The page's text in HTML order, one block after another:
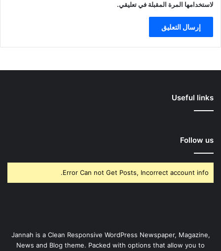
لاستخدامها المرة المقبلة في تعليقي.
Useful links
Follow us
Error Can not Get Posts, Incorrect account info.
Jannah is a Clean Responsive WordPress Newspaper, Magazine,
News and Blog theme. Packed with options that allow you to